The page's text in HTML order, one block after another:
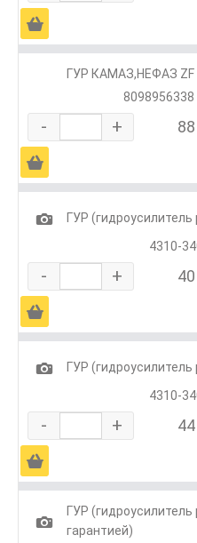
Ä
ГУР КАМАЗ,НЕФАЗ ZF
- +
Ä
1
ГУР
4310-
- +
Ä
1
ГУР
4310-
- +
Ä
1
ГУР
гарантией)